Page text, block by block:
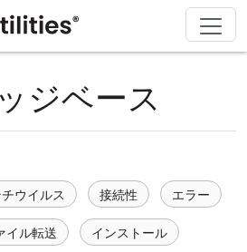
ジベース
ウイルス 接続性 エラー
イル転送 インストール
ション
ード
ント
ト
要